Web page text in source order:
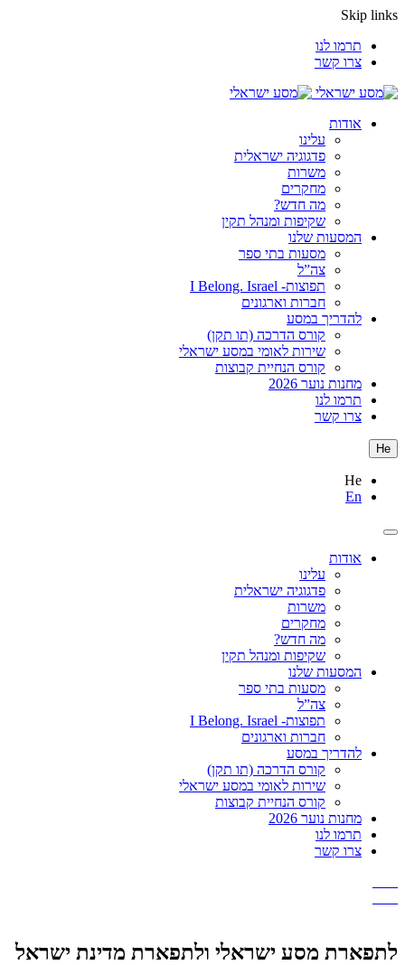
Skip links
תרמו לנו
צרו קשר
אודות
עלינו
פדגוגיה ישראלית
משרות
מחקרים
מה חדש?
שקיפות ומנהל תקין
המסעות שלנו
מסעות בתי ספר
צה”ל
תפוצות- I Belong. Israel
חברות וארגונים
להדריך במסע
קורס הדרכה (תו תקן)
שירות לאומי במסע ישראלי
קורס הנחיית קבוצות
מחנות נוער 2026
תרמו לנו
צרו קשר
He
He
En
אודות
עלינו
פדגוגיה ישראלית
משרות
מחקרים
מה חדש?
שקיפות ומנהל תקין
המסעות שלנו
מסעות בתי ספר
צה”ל
תפוצות- I Belong. Israel
חברות וארגונים
להדריך במסע
קורס הדרכה (תו תקן)
שירות לאומי במסע ישראלי
קורס הנחיית קבוצות
מחנות נוער 2026
תרמו לנו
צרו קשר
לתפארת מסע ישראלי ולתפארת מדינת ישראל